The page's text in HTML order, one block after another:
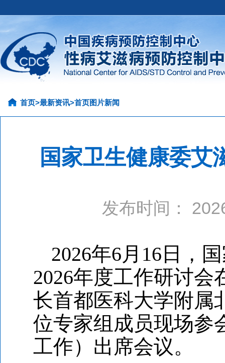
首页>最新资讯>首页图片新闻
国家卫生健康委艾
发布时间：
2026年6月16日，
2026年度工作研讨
长首都医科大学附属
位专家组成员现场参
工作）出席会议。